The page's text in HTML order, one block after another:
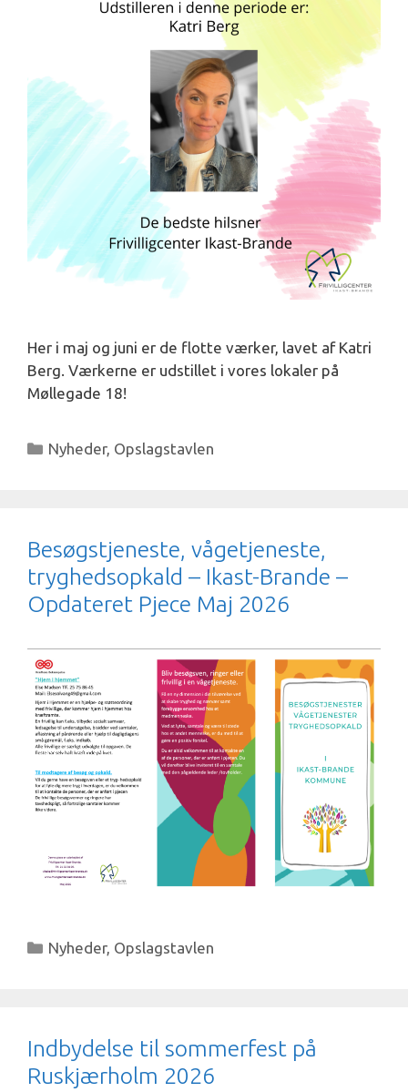
Her i maj og juni er de flotte værker, lavet af Katri
Berg. Værkerne er udstillet i vores lokaler på
Møllegade 18!
Kategorier
Nyheder, Opslagstavlen
Besøgstjeneste, vågetjeneste,
tryghedsopkald – Ikast-Brande –
Opdateret Pjece Maj 2026
Kategorier
Nyheder, Opslagstavlen
Indbydelse til sommerfest på
Ruskjærholm 2026